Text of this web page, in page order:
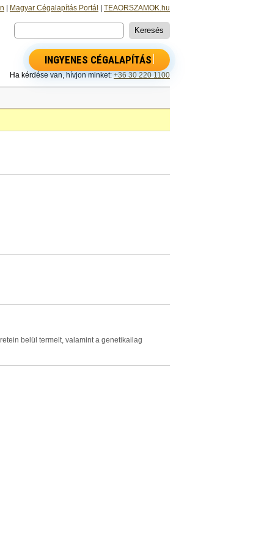
Magyar Cégalapítás Portál TEAORSZAMOK.hu
INGYENES CÉGALAPÍTÁS
Ha kérdése van, hívjon minket: +36 30 220 1100
belül termelt, valamint a genetikailag